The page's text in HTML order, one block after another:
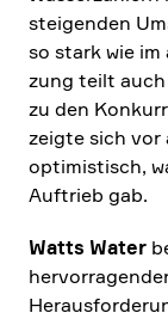
steigenden
so stark wie
zung teilt auch
zu den
zeigte sich vor
optimi­stisch,
Auftrieb gab.
Watts Water